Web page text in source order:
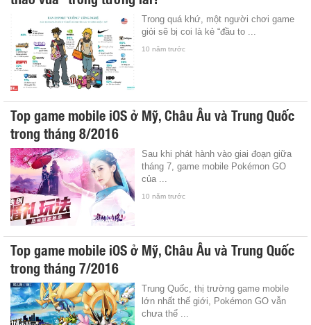
Trong quá khứ, một người chơi game
giỏi sẽ bị coi là kẻ “đầu to ...
10 năm trước
Top game mobile iOS ở Mỹ, Châu Âu và Trung Quốc
trong tháng 8/2016
Sau khi phát hành vào giai đoạn giữa
tháng 7, game mobile Pokémon GO
của ...
10 năm trước
Top game mobile iOS ở Mỹ, Châu Âu và Trung Quốc
trong tháng 7/2016
Trung Quốc, thị trường game mobile
lớn nhất thế giới, Pokémon GO vẫn
chưa thể ...